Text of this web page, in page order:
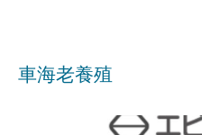
車海老養殖